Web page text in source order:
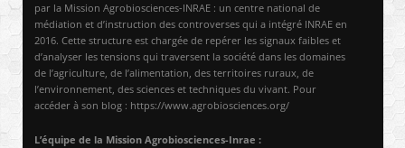
par la Mission Agrobiosciences-INRAE : un centre national de
médiation et d’instruction des controverses qui a intégré INRAE en
2016. Cette structure est chargée de repérer les signaux faibles et
d’analyser les tensions qui traversent la société dans les domaines
de l’agriculture, de l’alimentation, des territoires ruraux, de
l’environnement, des sciences et techniques du vivant. Pour
accéder à son blog : https://www.agrobiosciences.org/
L’équipe de la Mission Agrobiosciences-Inrae :